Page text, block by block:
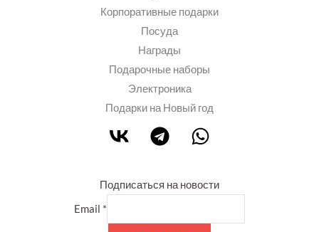
Корпоративные подарки
Посуда
Награды
Подарочные наборы
Электроника
Подарки на Новый год
Подписаться на новости
Email *